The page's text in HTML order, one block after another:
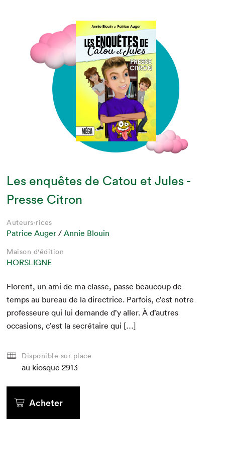
Les enquêtes de Catou et Jules -
Presse Citron
Auteurs·rices
Patrice Auger /Annie Blouin
Maison d'édition
HORSLIGNE
Flo­rent, un ami de ma classe, passe beau­coup de
temps au bureau de la direc­trice. Par­fois, c’est notre
pro­fesseure qui lui demande d’y aller. À d’autres
occa­sions, c’est la secré­taire qui […]
Disponible sur place
au kiosque 2913
Acheter